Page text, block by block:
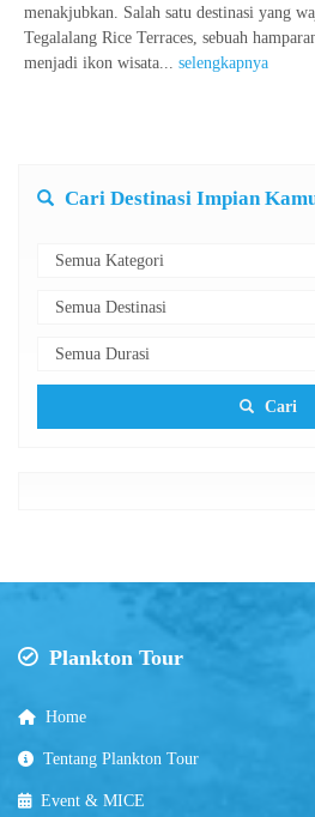
menakjubkan. Salah satu destinasi yang
Tegalalang Rice Terraces, sebuah
menjadi ikon wisata... selengkapnya
Cari Destinasi Impian
Cari
Plankton Tour
Home
Tentang Plankton Tour
Event & MICE